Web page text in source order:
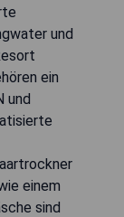
und
ein
und
einem
sind